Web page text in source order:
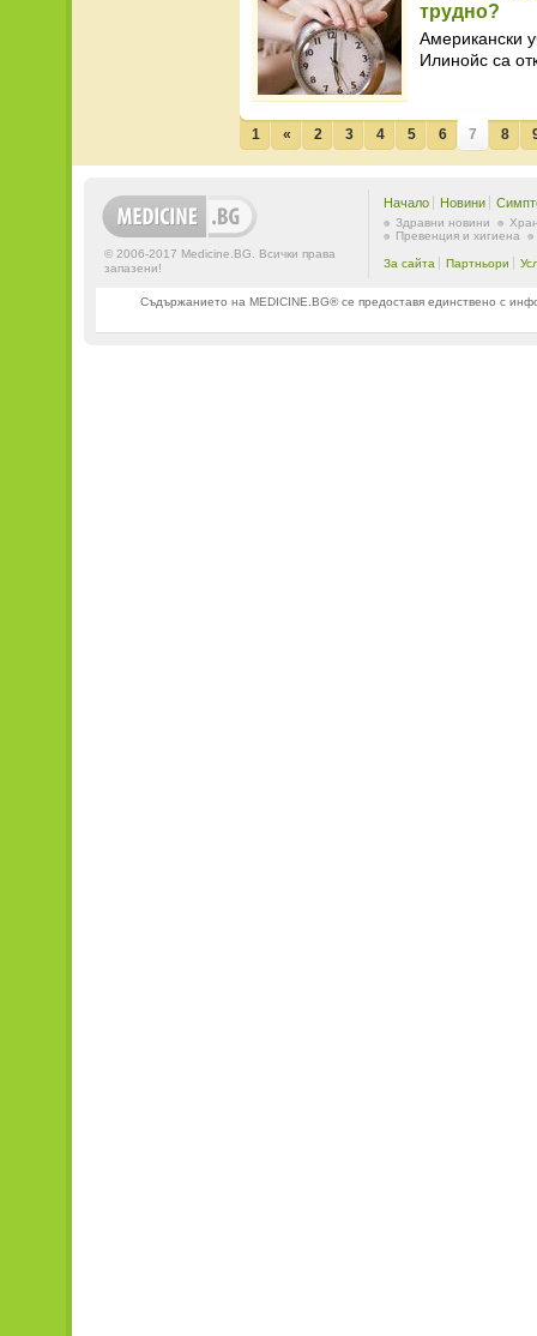
трудно?
Американски
Илинойс са
1 « 2 3 4 5 6 7 8
© 2006-2017 Medicine.BG. Всички права
запазени!
Начало Новини
Здравни новини
Превенция и хигиена
За сайта Партньори
Съдържанието на MEDICINE.BG® се предоставя единствено с